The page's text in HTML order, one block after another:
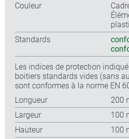
Couleur
Standards
Les indices de protection
boitiers standards vides (sans
sont conformes à la norme EN
Longueur
200
Largeur
100
Hauteur
100